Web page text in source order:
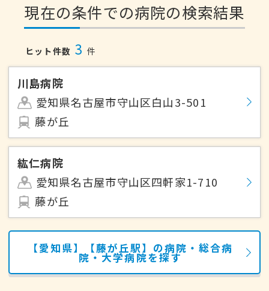
現在の条件での病院の検索結果
ヒット件数 3 件
川島病院
愛知県名古屋市守山区白山3-501
藤が丘
紘仁病院
愛知県名古屋市守山区四軒家1-710
藤が丘
【愛知県】【藤が丘駅】の病院・総合病
院・大学病院を探す